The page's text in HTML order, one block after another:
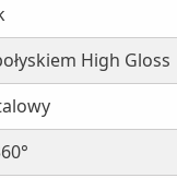
High Gloss